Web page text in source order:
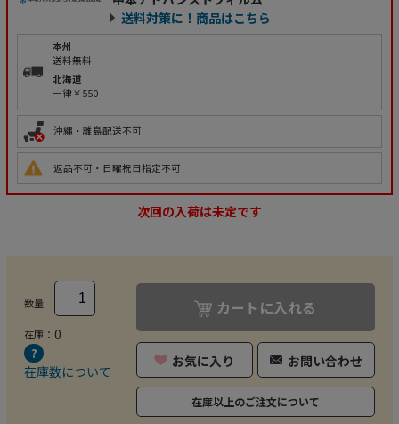
送料対策に！商品はこちら
本州
送料無料
北海道
一律￥550
沖縄・離島配送不可
返品不可・日曜祝日指定不可
次回の入荷は未定です
数量
在庫： 0
在庫数について
カートに入れる
お気に入り お問い合わせ
在庫以上のご注文について